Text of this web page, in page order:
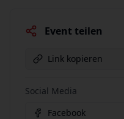
Event teilen
Link kopieren
Social Media
Facebook